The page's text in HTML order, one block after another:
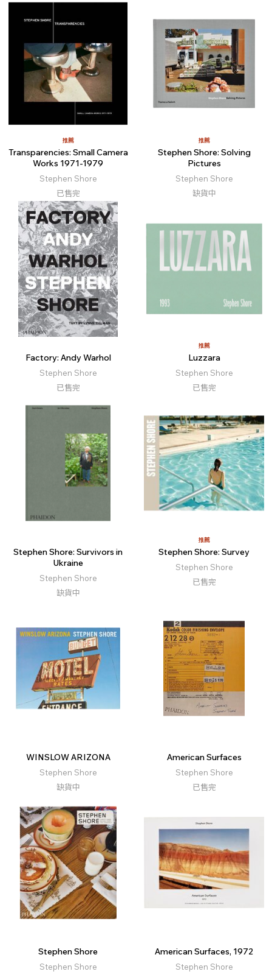
推薦
Transparencies: Small Camera
Works 1971-1979
Stephen Shore
已售完
推薦
Stephen Shore: Solving
Pictures
Stephen Shore
缺貨中
Factory: Andy Warhol
Stephen Shore
已售完
推薦
Luzzara
Stephen Shore
已售完
Stephen Shore: Survivors in
Ukraine
Stephen Shore
缺貨中
推薦
Stephen Shore: Survey
Stephen Shore
已售完
WINSLOW ARIZONA
Stephen Shore
缺貨中
American Surfaces
Stephen Shore
已售完
Stephen Shore
Stephen Shore
American Surfaces, 1972
Stephen Shore